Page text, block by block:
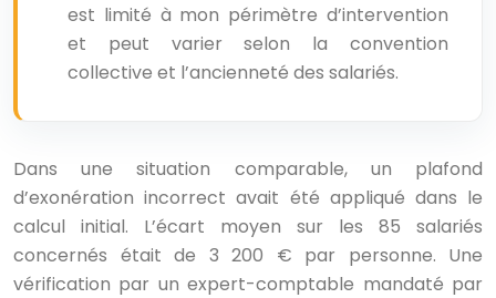
est limité à mon périmètre d’intervention
et peut varier selon la convention
collective et l’ancienneté des salariés.
Dans une situation comparable, un plafond
d’exonération incorrect avait été appliqué dans le
calcul initial. L’écart moyen sur les 85 salariés
concernés était de 3 200 € par personne. Une
vérification par un expert-comptable mandaté par